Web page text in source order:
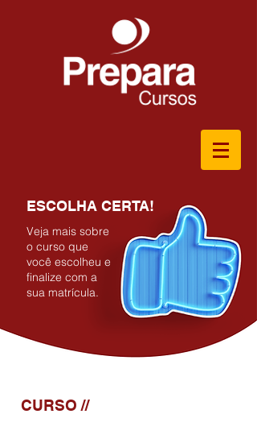
ESCOLHA CERTA!
Veja mais sobre
o curso que
você escolheu e
finalize com a
sua matrícula.
CURSO //